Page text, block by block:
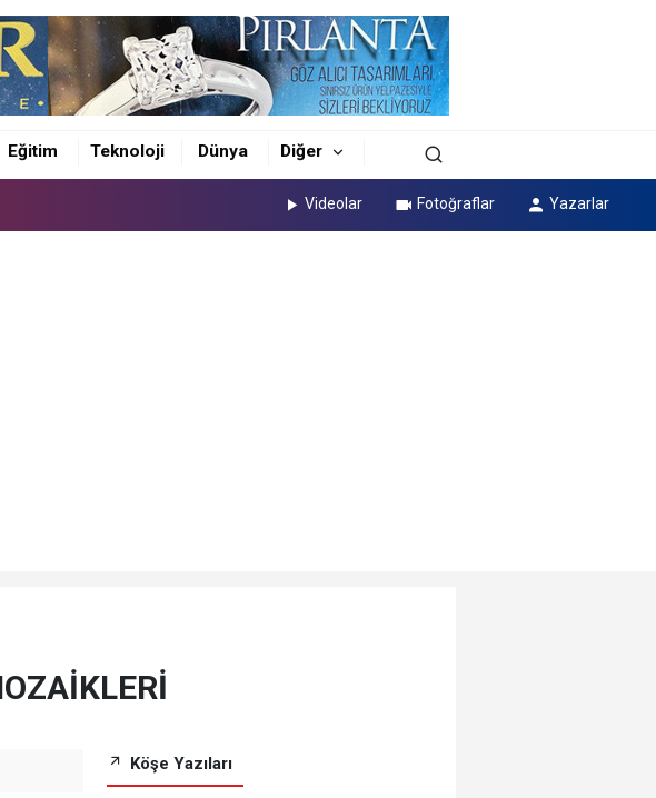
Eğitim Teknoloji Dünya Diğer
Videolar Fotoğraflar Yazarlar
Köşe Yazıları